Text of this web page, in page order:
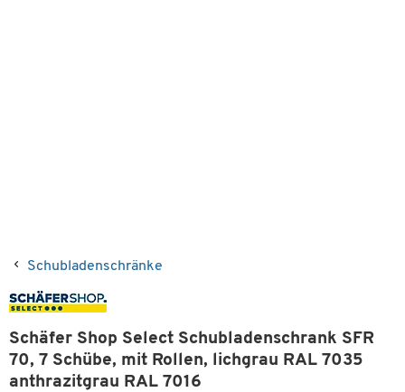
Schubladenschränke
Schäfer Shop Select Schubladenschrank SFR
70, 7 Schübe, mit Rollen, lichgrau RAL 7035
anthrazitgrau RAL 7016